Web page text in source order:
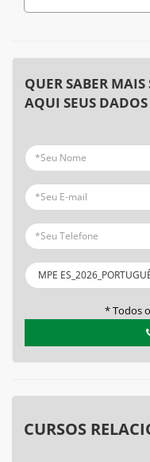
QUER SABER MAIS
AQUI SEUS
* Todos
CURSOS